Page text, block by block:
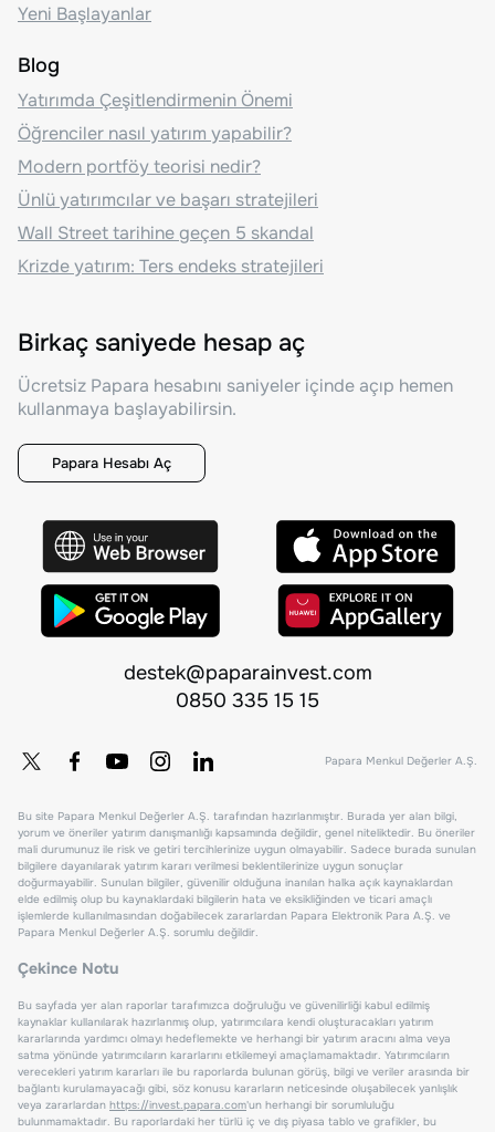
Yeni Başlayanlar
Blog
Yatırımda Çeşitlendirmenin Önemi
Öğrenciler nasıl yatırım yapabilir?
Modern portföy teorisi nedir?
Ünlü yatırımcılar ve başarı stratejileri
Wall Street tarihine geçen 5 skandal
Krizde yatırım: Ters endeks stratejileri
Birkaç saniyede hesap aç
Ücretsiz Papara hesabını saniyeler içinde açıp hemen
kullanmaya başlayabilirsin.
Papara Hesabı Aç
destek@paparainvest.com
0850 335 15 15
Papara Menkul Değerler A.Ş.
Bu site Papara Menkul Değerler A.Ş. tarafından hazırlanmıştır. Burada yer alan bilgi,
yorum ve öneriler yatırım danışmanlığı kapsamında değildir, genel niteliktedir. Bu öneriler
mali durumunuz ile risk ve getiri tercihlerinize uygun olmayabilir. Sadece burada sunulan
bilgilere dayanılarak yatırım kararı verilmesi beklentilerinize uygun sonuçlar
doğurmayabilir. Sunulan bilgiler, güvenilir olduğuna inanılan halka açık kaynaklardan
elde edilmiş olup bu kaynaklardaki bilgilerin hata ve eksikliğinden ve ticari amaçlı
işlemlerde kullanılmasından doğabilecek zararlardan Papara Elektronik Para A.Ş. ve
Papara Menkul Değerler A.Ş. sorumlu değildir.
Çekince Notu
Bu sayfada yer alan raporlar tarafımızca doğruluğu ve güvenilirliği kabul edilmiş
kaynaklar kullanılarak hazırlanmış olup, yatırımcılara kendi oluşturacakları yatırım
kararlarında yardımcı olmayı hedeflemekte ve herhangi bir yatırım aracını alma veya
satma yönünde yatırımcıların kararlarını etkilemeyi amaçlamamaktadır. Yatırımcıların
verecekleri yatırım kararları ile bu raporlarda bulunan görüş, bilgi ve veriler arasında bir
bağlantı kurulamayacağı gibi, söz konusu kararların neticesinde oluşabilecek yanlışlık
veya zararlardan https://invest.papara.com'un herhangi bir sorumluluğu
bulunmamaktadır. Bu raporlardaki her türlü iç ve dış piyasa tablo ve grafikler, bu